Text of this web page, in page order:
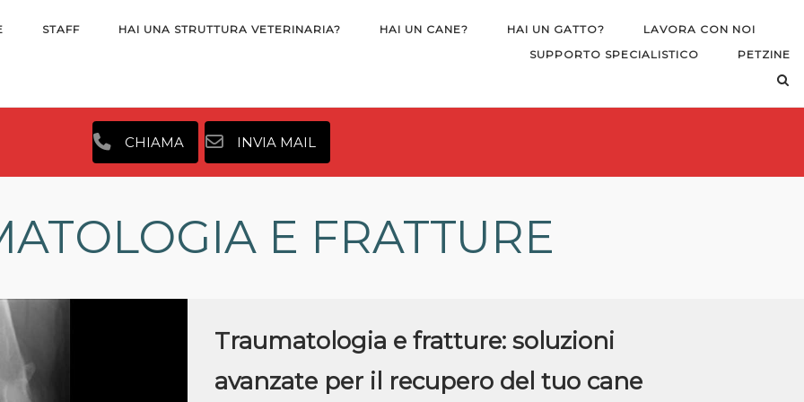
STAFF HAI UNA STRUTTURA VETERINARIA? HAI UN CANE? HAI UN GATTO?
LAVORA CON NOI
SUPPORTO SPECIALISTICO
PETZINE
CHIAMA INVIA MAIL
E FRATTURE
Traumatologia e fratture: soluzioni
avanzate per il recupero del tuo cane